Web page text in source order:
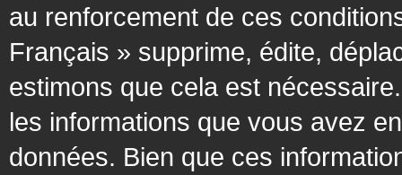
au renforcement de ces
Français » supprime, édite,
estimons que cela est
les informations que vous avez
données. Bien que ces